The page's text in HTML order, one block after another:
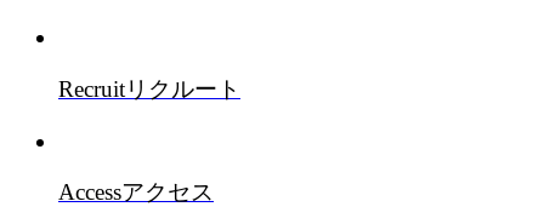
Recruitリクルート
Accessアクセス